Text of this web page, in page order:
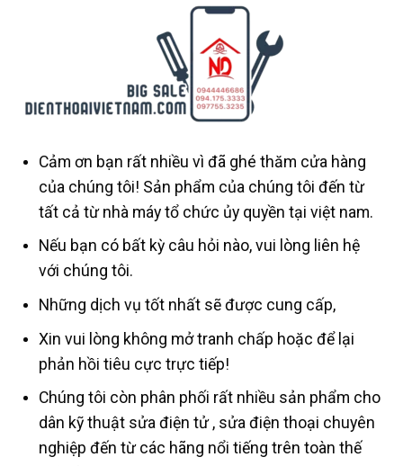
Cảm ơn bạn rất nhiều vì đã ghé thăm cửa hàng
của chúng tôi! Sản phẩm của chúng tôi đến từ
tất cả từ nhà máy tổ chức ủy quyền tại việt nam.
Nếu bạn có bất kỳ câu hỏi nào, vui lòng liên hệ
với chúng tôi.
Những dịch vụ tốt nhất sẽ được cung cấp,
Xin vui lòng không mở tranh chấp hoặc để lại
phản hồi tiêu cực trực tiếp!
Chúng tôi còn phân phối rất nhiều sản phẩm cho
dân kỹ thuật sửa điện tử , sửa điện thoại chuyên
nghiệp đến từ các hãng nổi tiếng trên toàn thế